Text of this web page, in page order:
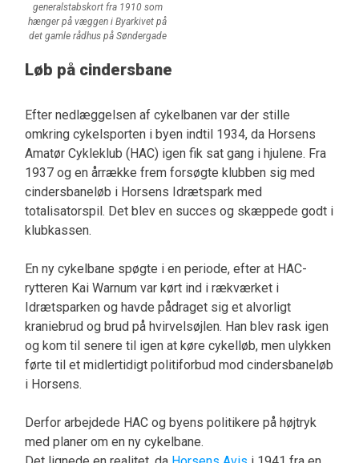
generalstabskort fra 1910 som
hænger på væggen i Byarkivet på
det gamle rådhus på Søndergade
Løb på cindersbane
Efter nedlæggelsen af cykelbanen var der stille
omkring cykelsporten i byen indtil 1934, da Horsens
Amatør Cykleklub (HAC) igen fik sat gang i hjulene. Fra
1937 og en årrække frem forsøgte klubben sig med
cindersbaneløb i Horsens Idrætspark med
totalisatorspil. Det blev en succes og skæppede godt i
klubkassen.
En ny cykelbane spøgte i en periode, efter at HAC-
rytteren Kai Warnum var kørt ind i rækværket i
Idrætsparken og havde pådraget sig et alvorligt
kraniebrud og brud på hvirvelsøjlen. Han blev rask igen
og kom til senere til igen at køre cykelløb, men ulykken
førte til et midlertidigt politiforbud mod cindersbaneløb
i Horsens.
Derfor arbejdede HAC og byens politikere på højtryk
med planer om en ny cykelbane.